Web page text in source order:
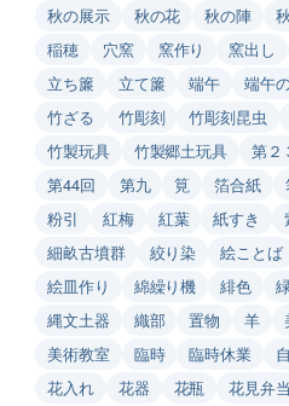
秋の展示
秋の花 秋の陣
稲穂
穴窯 窯作り 窯出し
立ち簾
立て簾 端午 端午
竹ざる
竹彫刻 竹彫刻昆虫
竹製玩具
竹製郷土玩具
第２
第44回
第九 筧 箔合紙
粉引
紅梅 紅葉 紙すき
細畝古墳群
絞り染 絵ことば
絵皿作り
綿繰り機 緋色
縄文土器
織部 置物 羊
美術教室
臨時 臨時休業
花入れ
花器 花瓶 花見弁当